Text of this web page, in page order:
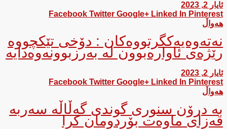
ئایار 2, 2023
Facebook Twitter Google+ Linked In Pinterest
هەواڵ
نەتەوەیەكگرتووەكان : دۆخی تێكچووە
رێژەی ئاوارەبوون لە بەرزبوونەوەدایە
ئایار 2, 2023
Facebook Twitter Google+ Linked In Pinterest
هەواڵ
بە درۆن سنوری گوندی گەڵاڵە سەربە
قەزای ماوەت بۆردومان کرا